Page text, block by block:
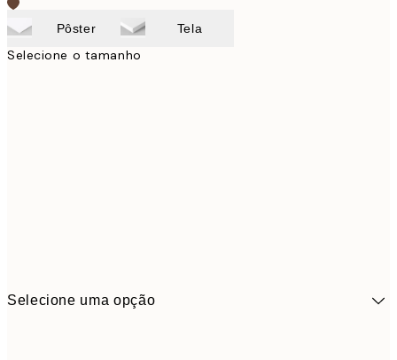
Pôster Tela
Selecione o tamanho
Selecione uma opção